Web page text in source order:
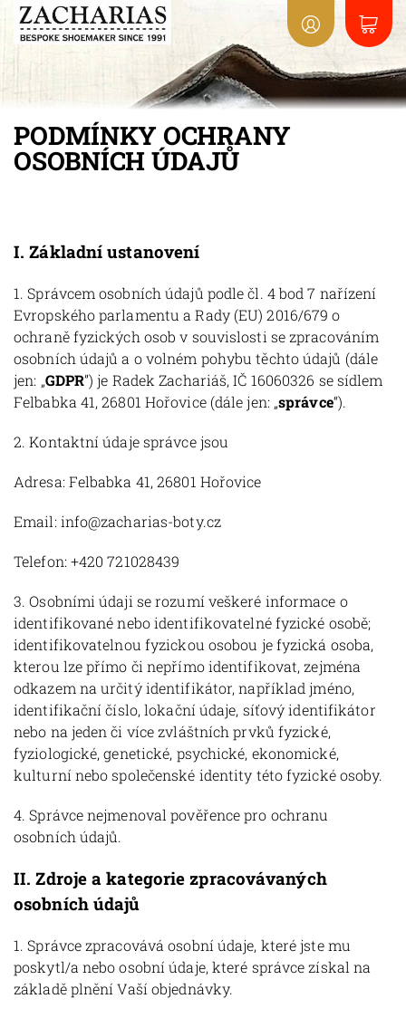
PODMÍNKY OCHRANY
OSOBNÍCH ÚDAJŮ
I.Základní ustanovení
1. Správcem osobních údajů podle čl. 4 bod 7 nařízení
Evropského parlamentu a Rady (EU) 2016/679 o
ochraně fyzických osob v souvislosti se zpracováním
osobních údajů a o volném pohybu těchto údajů (dále
jen: „GDPR”) je Radek Zachariáš, IČ 16060326 se sídlem
Felbabka 41, 26801 Hořovice (dále jen: „správce“).
2. Kontaktní údaje správce jsou
Adresa: Felbabka 41, 26801 Hořovice
Email: info@zacharias-boty.cz
Telefon: +420 721028439
3. Osobními údaji se rozumí veškeré informace o
identifikované nebo identifikovatelné fyzické osobě;
identifikovatelnou fyzickou osobou je fyzická osoba,
kterou lze přímo či nepřímo identifikovat, zejména
odkazem na určitý identifikátor, například jméno,
identifikační číslo, lokační údaje, síťový identifikátor
nebo na jeden či více zvláštních prvků fyzické,
fyziologické, genetické, psychické, ekonomické,
kulturní nebo společenské identity této fyzické osoby.
4. Správce nejmenoval pověřence pro ochranu
osobních údajů.
II.Zdroje a kategorie zpracovávaných
osobních údajů
1. Správce zpracovává osobní údaje, které jste mu
poskytl/a nebo osobní údaje, které správce získal na
základě plnění Vaší objednávky.